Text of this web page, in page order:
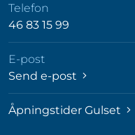
Telefon
46 83 15 99
E-post
Send e-post
Åpningstider Gulset